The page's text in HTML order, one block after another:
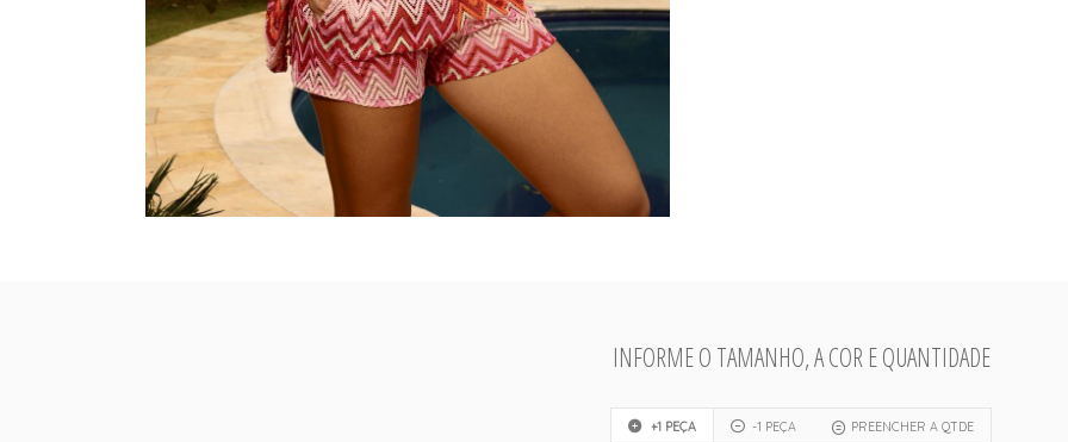
INFORME O TAMANHO, A COR E QUANTIDADE
+1 PEÇA -1 PEÇA PREENCHER A QTDE